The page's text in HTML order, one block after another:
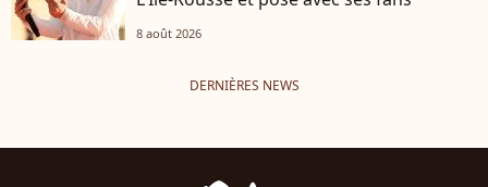
8 août 2026
DERNIÈRES NEWS